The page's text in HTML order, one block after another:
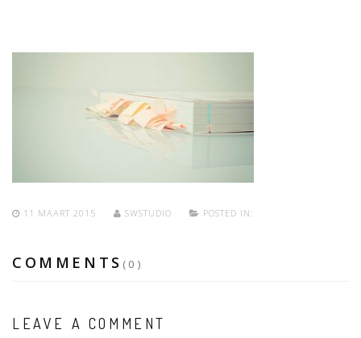
11 MAART 2015 SWSTUDIO POSTED IN:
COMMENTS (0)
LEAVE A COMMENT